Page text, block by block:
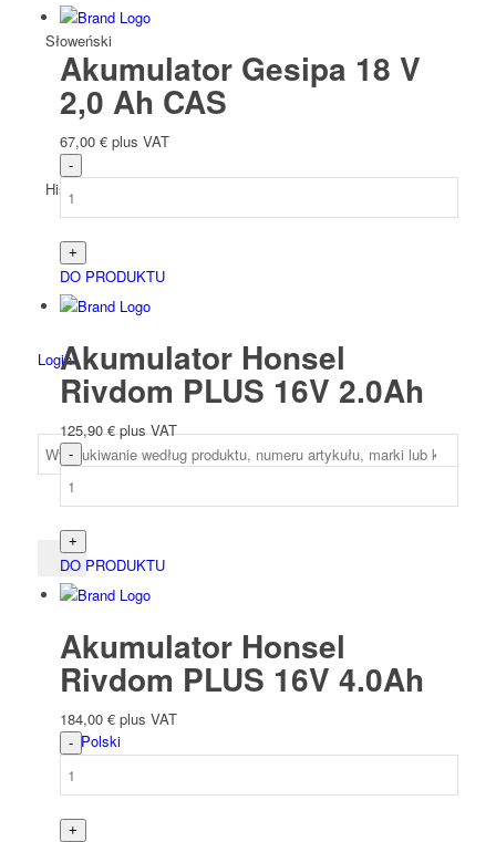
Słoweński
Hiszpański
Login
Polski
Akumulator Gesipa 18 V
2,0 Ah CAS
67,00 € plus VAT
DO PRODUKTU
Akumulator Honsel
Rivdom PLUS 16V 2.0Ah
125,90€ plus VAT
DO PRODUKTU
Akumulator Honsel
Rivdom PLUS 16V 4.0Ah
184,00 € plus VAT